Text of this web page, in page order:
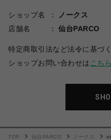
ショップ名
ノークス
店舗名
仙台PARCO
特定商取引法など法令に基づ
ショップお問い合わせは こちら
TOP 仙台PARCO ノークス